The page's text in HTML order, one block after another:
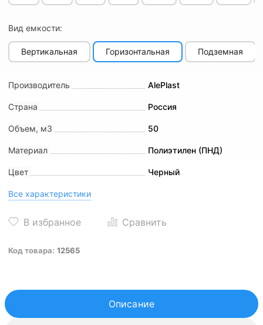
Вид емкости:
Вертикальная Горизонтальная Подземная
Производитель AlePlast
Страна Россия
Объем, м3 50
Материал Полиэтилен (ПНД)
Цвет Черный
Все характеристики
Код товара: 12565
Описание